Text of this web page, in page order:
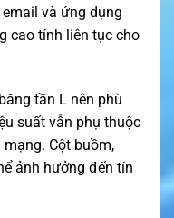
và ứng dụng
cao tính liên tục cho
tần L nên phù
suất vẫn phụ thuộc
Cột buồm,
ảnh hưởng đến tín